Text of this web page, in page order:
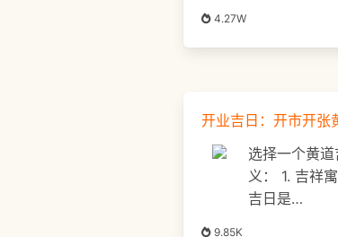
4.27W
开业吉日：开市开张
选择一个黄
义： 1. 吉祥
吉日是…
9.85K